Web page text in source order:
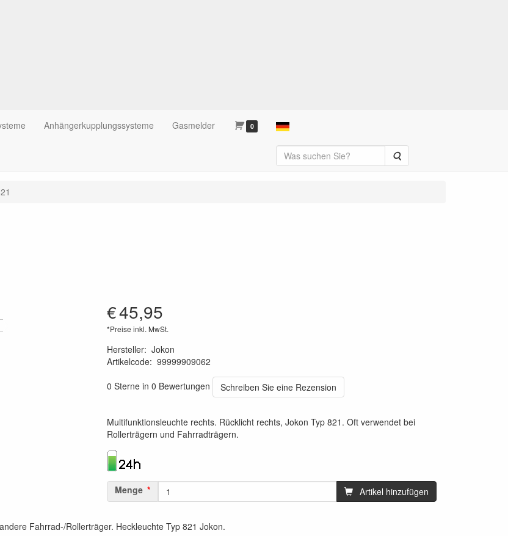
Anhängerkupplungssysteme Gasmelder 0
Suche
€45,95
*Preise inkl. MwSt.
Hersteller: Jokon
Artikelcode: 99999909062
0 Sterne in 0 Bewertungen
Schreiben Sie eine Rezension
Multifunktionsleuchte rechts. Rücklicht rechts, Jokon Typ 821. Oft verwendet bei
Rollerträgern und Fahrradträgern.
Menge Artikel hinzufügen
Fahrrad-/Rollerträger. Heckleuchte Typ 821 Jokon.